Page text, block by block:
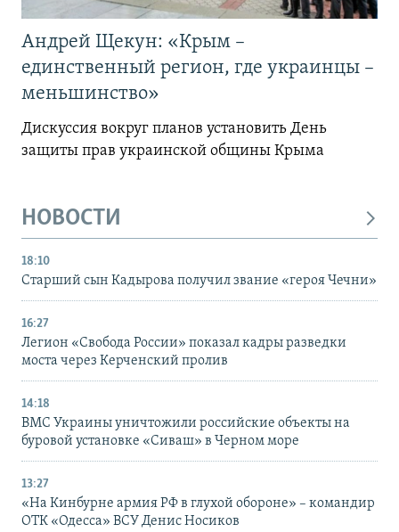
Андрей Щекун: «Крым –
единственный регион, где украинцы –
меньшинство»
Дискуссия вокруг планов установить День
защиты прав украинской общины Крыма
НОВОСТИ
18:10
Старший сын Кадырова получил звание «героя Чечни»
16:27
Легион «Свобода России» показал кадры разведки
моста через Керченский пролив
14:18
ВМС Украины уничтожили российские объекты на
буровой установке «Сиваш» в Черном море
13:27
«На Кинбурне армия РФ в глухой обороне» – командир
ОТК «Одесса» ВСУ Денис Носиков